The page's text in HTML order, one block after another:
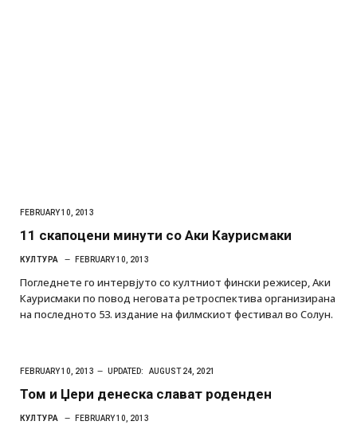
FEBRUARY 10, 2013
11 скапоцени минути со Аки Каурисмаки
КУЛТУРА FEBRUARY 10, 2013
Погледнете го интервјуто со култниот фински режисер, Аки
Каурисмаки по повод неговата ретроспектива организирана
на последното 53. издание на филмскиот фестивал во Солун.
FEBRUARY 10, 2013 UPDATED: AUGUST 24, 2021
Том и Џери денеска слават роденден
КУЛТУРА FEBRUARY 10, 2013